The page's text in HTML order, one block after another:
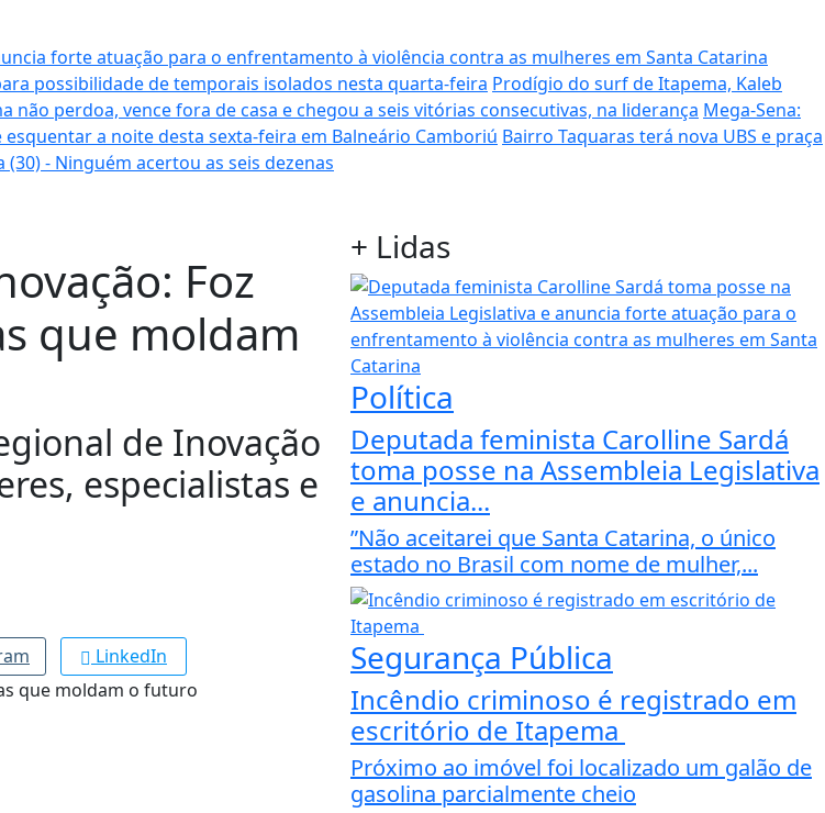
forte atuação para o enfrentamento à violência contra as mulheres em Santa Catarina
possibilidade de temporais isolados nesta quarta-feira Prodígio do surf de Itapema, Kaleb
não perdoa, vence fora de casa e chegou a seis vitórias consecutivas, na liderança Mega-Sena:
esquentar a noite desta sexta-feira em Balneário Camboriú Bairro Taquaras terá nova UBS e praça
- Ninguém acertou as seis dezenas
Foz
que moldam
de Inovação
especialistas e
LinkedIn
+ Lidas
Política
Deputada feminista Carolline Sardá
toma posse na Assembleia Legislativa
e anuncia...
”Não aceitarei que Santa Catarina, o único
estado no Brasil com nome de mulher,...
Segurança Pública
Incêndio criminoso é registrado em
escritório de Itapema
Próximo ao imóvel foi localizado um galão de
gasolina parcialmente cheio